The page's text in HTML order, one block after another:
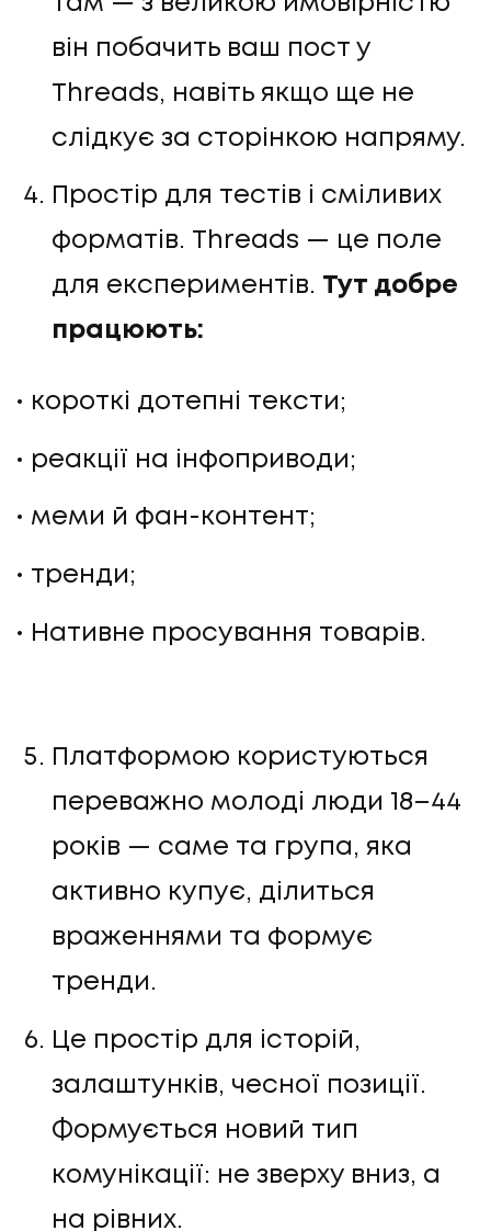
він побачить ваш пост у
Threads, навіть якщо ще не
слідкує за сторінкою напряму.
Простір для тестів і сміливих
форматів. Threads — це поле
для експериментів. Тут добре
працюють:
короткі дотепні тексти;
реакції на інфоприводи;
меми й фан-контент;
тренди;
Нативне просування товарів.
Платформою користуються
переважно молоді люди 18–44
років — саме та група, яка
активно купує, ділиться
враженнями та формує
тренди.
Це простір для історій,
залаштунків, чесної позиції.
Формується новий тип
комунікації: не зверху вниз, а
на рівних.
ПОСЛУГИ
ПОСЛУГИ
КЕЙСИ
КЕЙСИ
ПРО НАС